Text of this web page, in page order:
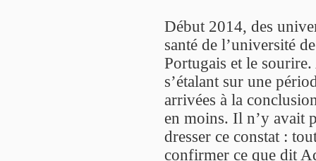
Début 2014, des
santé de l’université
Portugais et le
s’étalant sur une
arrivées à la
en moins. Il n’y avait
dresser ce constat :
confirmer ce que dit